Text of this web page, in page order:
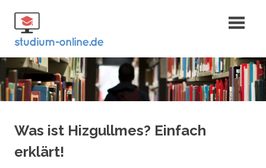
Inhalt
springen
Fernstudium
und Bachelor
Was ist Hizgullmes? Einfach
erklärt!